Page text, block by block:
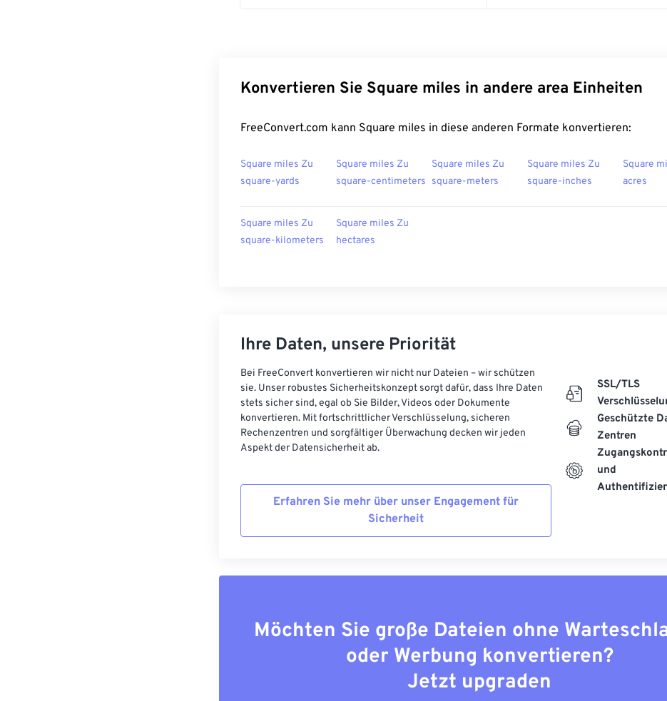
Konvertieren Sie Square miles in andere area Einheiten
FreeConvert.com kann Square miles in diese anderen Formate konvertieren:
Square miles Zu
square-yards
Square miles Zu
square-centimeters
Square miles Zu
square-meters
Square miles Zu
square-inches
Square
acres
Square miles Zu
square-kilometers
Square miles Zu
hectares
Ihre Daten, unsere Priorität
Bei FreeConvert konvertieren wir nicht nur Dateien – wir schützen
sie. Unser robustes Sicherheitskonzept sorgt dafür, dass Ihre Daten
stets sicher sind, egal ob Sie Bilder, Videos oder Dokumente
konvertieren. Mit fortschrittlicher Verschlüsselung, sicheren
Rechenzentren und sorgfältiger Überwachung decken wir jeden
Aspekt der Datensicherheit ab.
Erfahren Sie mehr über unser Engagement für
Sicherheit
SSL/TLS
Geschützte
Zentren
und
Möchten Sie große Dateien ohne
oder Werbung konvertieren?
Jetzt upgraden